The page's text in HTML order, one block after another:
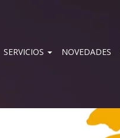
SERVICIOS NOVEDADES